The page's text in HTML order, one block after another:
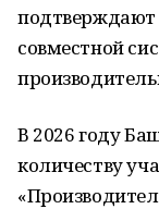
подтверждают
совместной
В 2026 году
количеству